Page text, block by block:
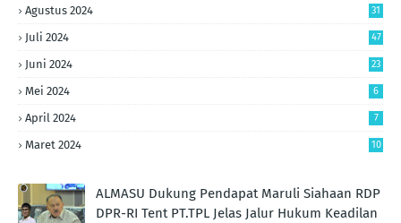
Agustus 2024 31
Juli 2024 47
Juni 2024 23
Mei 2024 6
April 2024 7
Maret 2024 10
ALMASU Dukung Pendapat Maruli Siahaan RDP
DPR-RI Tent PT.TPL Jelas Jalur Hukum Keadilan